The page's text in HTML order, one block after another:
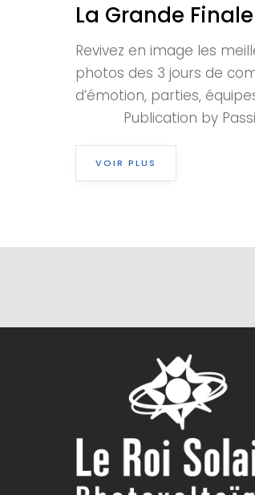
La Grande
Revivez en image les
photos des 3 jours de
d’émotion, parties,
Publication by
VOIR PLUS